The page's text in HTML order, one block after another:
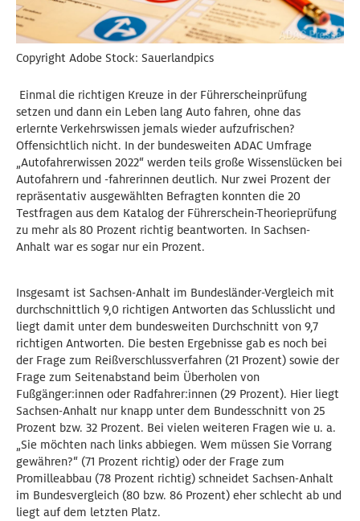
Copyright Adobe Stock: Sauerlandpics
Einmal die richtigen Kreuze in der Führerscheinprüfung
setzen und dann ein Leben lang Auto fahren, ohne das
erlernte Verkehrswissen jemals wieder aufzufrischen?
Offensichtlich nicht. In der bundesweiten ADAC Umfrage
„Autofahrerwissen 2022“ werden teils große Wissenslücken bei
Autofahrern und -fahrerinnen deutlich. Nur zwei Prozent der
repräsentativ ausgewählten Befragten konnten die 20
Testfragen aus dem Katalog der Führerschein-Theorieprüfung
zu mehr als 80 Prozent richtig beantworten. In Sachsen-
Anhalt war es sogar nur ein Prozent.
Insgesamt ist Sachsen-Anhalt im Bundesländer-Vergleich mit
durchschnittlich 9,0 richtigen Antworten das Schlusslicht und
liegt damit unter dem bundesweiten Durchschnitt von 9,7
richtigen Antworten. Die besten Ergebnisse gab es noch bei
der Frage zum Reißverschlussverfahren (21 Prozent) sowie der
Frage zum Seitenabstand beim Überholen von
Fußgänger:innen oder Radfahrer:innen (29 Prozent). Hier liegt
Sachsen-Anhalt nur knapp unter dem Bundesschnitt von 25
Prozent bzw. 32 Prozent. Bei vielen weiteren Fragen wie u. a.
„Sie möchten nach links abbiegen. Wem müssen Sie Vorrang
gewähren?“ (71 Prozent richtig) oder der Frage zum
Promilleabbau (78 Prozent richtig) schneidet Sachsen-Anhalt
im Bundesvergleich (80 bzw. 86 Prozent) eher schlecht ab und
liegt auf dem letzten Platz.